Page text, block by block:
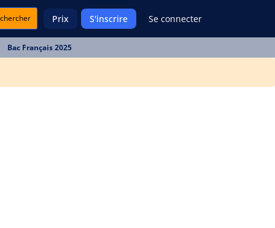
Prix S'inscrire Se connecter
Bac Français 2025